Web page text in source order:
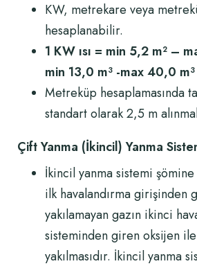
KW, metrekare veya
hesaplanabilir.
1 KW ısı = min 5,2 m² –
min 13,0 m³ -max 40,0 m³
Metreküp hesaplamasında
standart olarak 2,5 m
Çift Yanma (İkincil) Yanma
İkincil yanma sistemi
ilk havalandırma girişinden
yakılamayan gazın ikinci
sisteminden giren oksijen
yakılmasıdır. İkincil yanma